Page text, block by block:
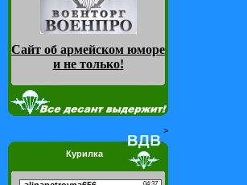
Сайт об армейском юморе
и не только!
>
Курилка